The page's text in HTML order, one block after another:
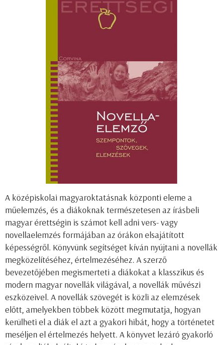
A középiskolai magyaroktatásnak központi eleme a
műelemzés, és a diákoknak természetesen az írásbeli
magyar érettségin is számot kell adni vers- vagy
novellaelemzés formájában az órákon elsajátított
képességről. Könyvünk segítséget kíván nyújtani a novellák
megközelítéséhez, értelmezéséhez. A szerző
bevezetőjében megismerteti a diákokat a klasszikus és
modern magyar novellák világával, a novellák művészi
eszközeivel. A novellák szövegét is közli az elemzések
előtt, amelyekben többek között megmutatja, hogyan
kerülheti el a diák el azt a gyakori hibát, hogy a történetet
meséljen el értelmezés helyett. A könyvet lezáró gyakorló